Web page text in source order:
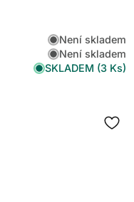
Není skladem
Není skladem
SKLADEM (3 Ks)